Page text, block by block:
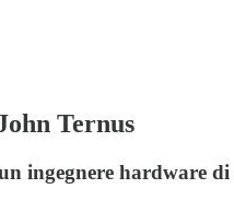
Ternus
ingegnere hardware